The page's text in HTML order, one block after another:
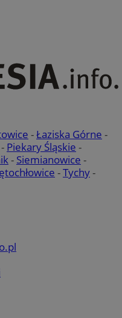
-Łaziska Górne -
- Piekary Śląskie -
- Siemianowice -
-Tychy-